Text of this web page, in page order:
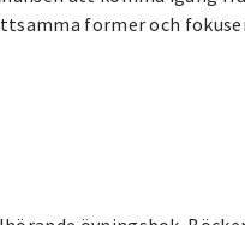
former och